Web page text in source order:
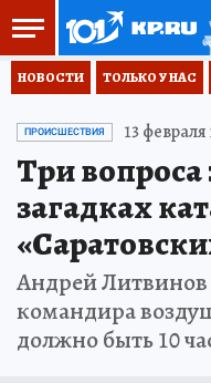
НОВОСТИ ТОЛЬКО У НАС
ПРОИСШЕСТВИЯ 13 февраля
Три вопроса
загадках
Андрей
командира
должно быть 10